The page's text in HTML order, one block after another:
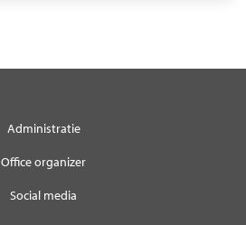
Administratie
Office organizer
Social media